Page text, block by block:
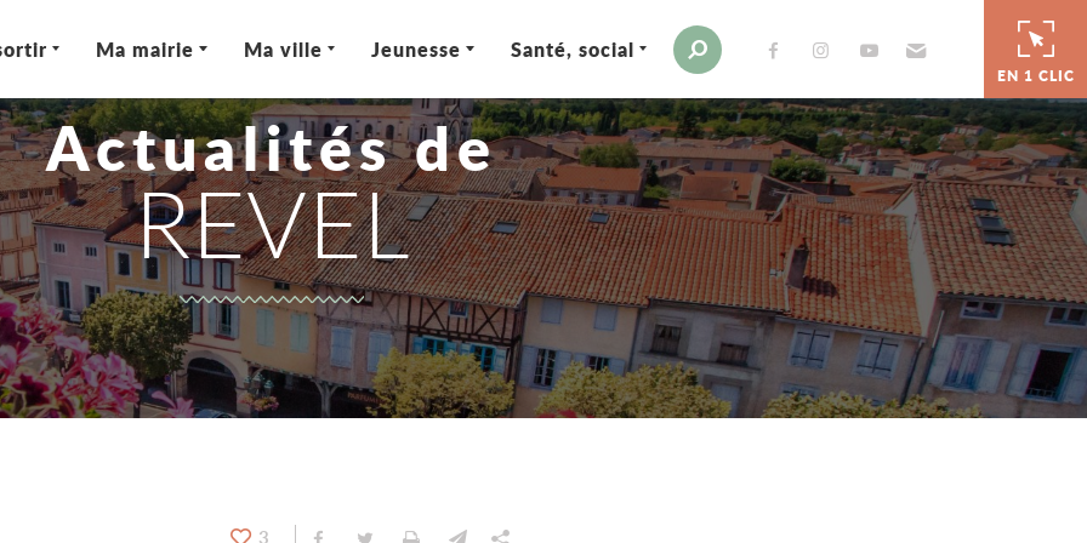
EN 1 CLIC
Moteur de recherche
Ma mairie Ma ville Jeunesse Santé, social Envoyer par e-mail
Actualités de
REVEL
3 Partager sur Facebook
Partager sur Twitter
ImprimerEnvoyer par e-mail